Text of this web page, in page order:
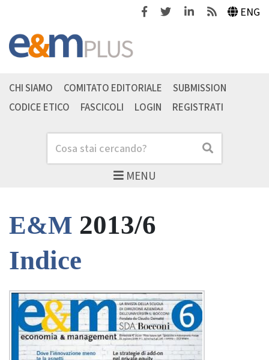
FacebookTwitterLinkedinFeeds ENG
MENU
Cerca Cerca
CHI SIAMO COMITATO EDITORIALE
SUBMISSION
CODICE ETICO
FASCICOLI LOGIN REGISTRATI
E&M 2013/6
Indice